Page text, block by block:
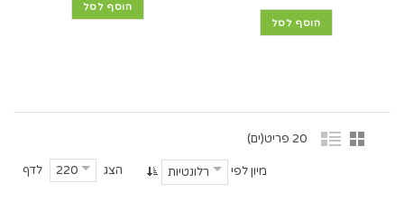
הוסף לסל
הוסף לסל
20 פריט(ים)
הצג 220 לדף מיון לפי רלונטיות